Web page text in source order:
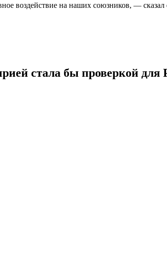
воздействие на наших союзников, —
стала бы проверкой для